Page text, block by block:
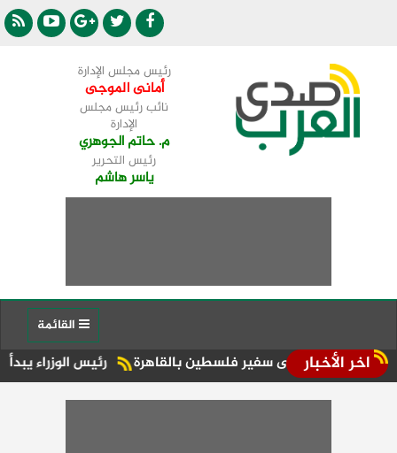
رئيس مجلس الإدارة
أمانى الموجى
نائب رئيس مجلس
الإدارة
م. حاتم الجوهري
رئيس التحرير
ياسر هاشم
اخر الأخبار رئيس الوزراء يبدأ جولة تنعى سفير فلسطين بالقاهرة